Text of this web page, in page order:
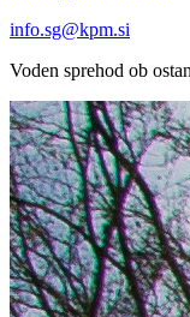
info.sg@kpm.si
Voden sprehod ob